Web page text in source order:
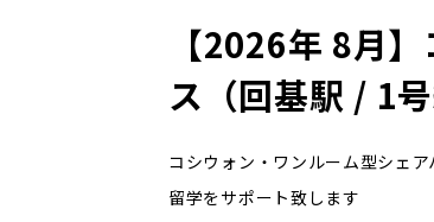
【2026年 8月
ス（回基駅 / 1
コシウォン・ワンルーム型シェ
留学をサポート致します